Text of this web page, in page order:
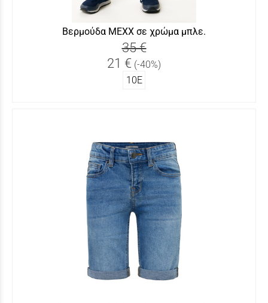
Βερμούδα MEXX σε χρώμα μπλε.
35 €
21 € (-40%)
10Ε